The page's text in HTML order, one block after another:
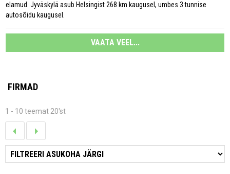
elamud. Jyväskylä asub Helsingist 268 km kaugusel, umbes 3 tunnise
autosõidu kaugusel.
VAATA VEEL...
FIRMAD
1 - 10 teemat 20'st